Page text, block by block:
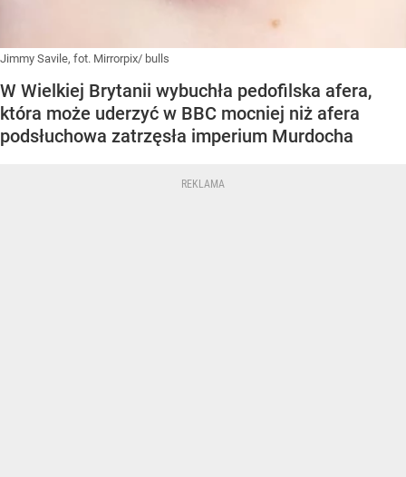
Jimmy Savile, fot. Mirrorpix/ bulls
W Wielkiej Brytanii wybuchła pedofilska afera,
która może uderzyć w BBC mocniej niż afera
podsłuchowa zatrzęsła imperium Murdocha